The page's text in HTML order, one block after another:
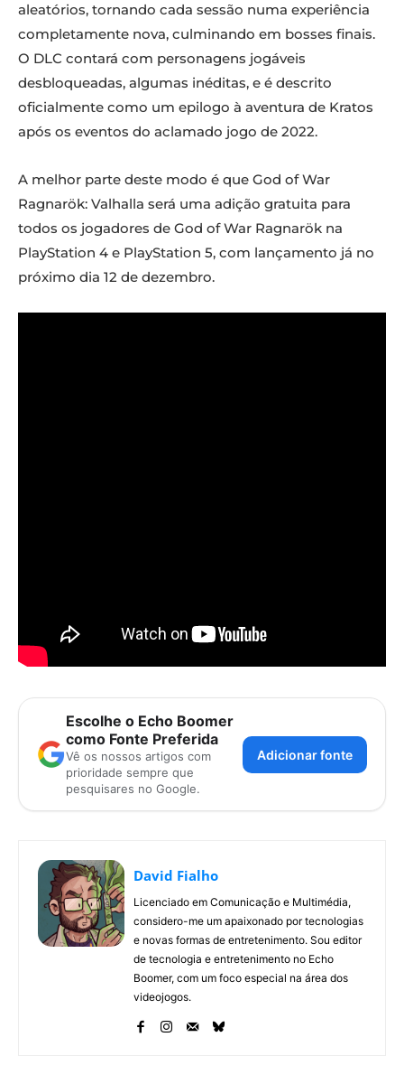
aleatórios, tornando cada sessão numa experiência
completamente nova, culminando em bosses finais.
O DLC contará com personagens jogáveis
desbloqueadas, algumas inéditas, e é descrito
oficialmente como um epilogo à aventura de Kratos
após os eventos do aclamado jogo de 2022.
A melhor parte deste modo é que God of War
Ragnarök: Valhalla será uma adição gratuita para
todos os jogadores de God of War Ragnarök na
PlayStation 4 e PlayStation 5, com lançamento já no
próximo dia 12 de dezembro.
Escolhe o Echo Boomer
como Fonte Preferida
Vê os nossos artigos com
prioridade sempre que
pesquisares no Google.
Adicionar fonte
David Fialho
Licenciado em Comunicação e Multimédia,
considero-me um apaixonado por tecnologias
e novas formas de entretenimento. Sou editor
de tecnologia e entretenimento no Echo
Boomer, com um foco especial na área dos
videojogos.